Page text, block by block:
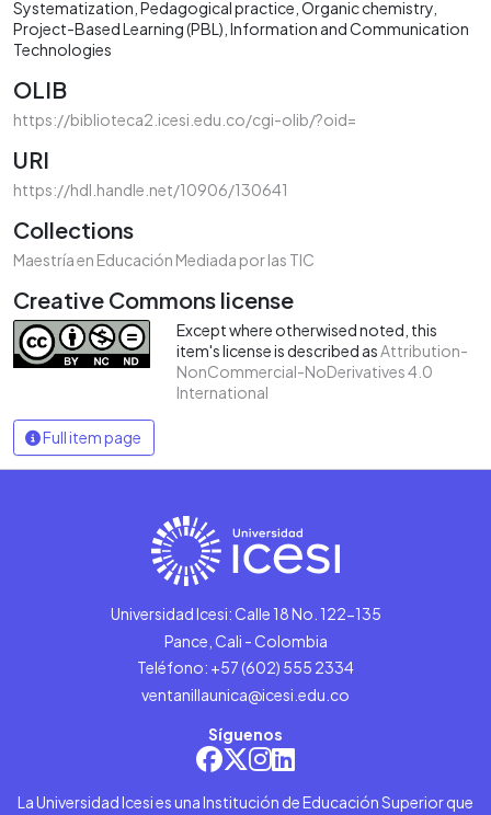
Systematization Pedagogical practice Organic chemistry
Project-Based Learning (PBL) Information and Communication
Technologies
OLIB
https://biblioteca2.icesi.edu.co/cgi-olib/?oid=
URI
https://hdl.handle.net/10906/130641
Collections
Maestría en Educación Mediada por las TIC
Creative Commons license
Except where otherwised noted, this
item's license is described asAttribution-
NonCommercial-NoDerivatives 4.0
International
Full item page
Universidad Icesi: Calle 18 No. 122-135
Pance, Cali - Colombia
Teléfono: +57 (602) 555 2334
ventanillaunica@icesi.edu.co
Síguenos
La Universidad Icesi es una Institución de Educación Superior que